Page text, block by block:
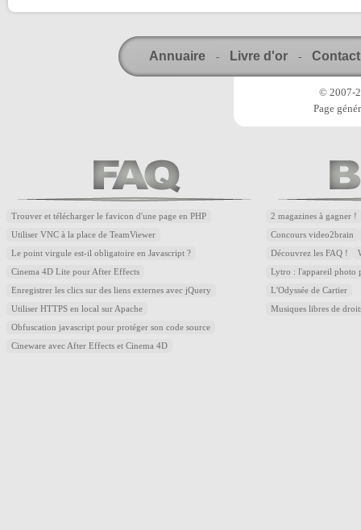
Annuaire - Livre d'or - Contact
© 2007-
Page
Trouver et télécharger le favicon d'une page en PHP
Utiliser VNC à la place de TeamViewer
Le point virgule est-il obligatoire en Javascript ?
Cinema 4D Lite pour After Effects
Enregistrer les clics sur des liens externes avec jQuery
Utiliser HTTPS en local sur Apache
Obfuscation javascript pour protéger son code source
Cineware avec After Effects et Cinema 4D
2 magazines à gagner !
Concours video2brain
Découvrez les FAQ !
Lytro : l'appareil photo
L'Odyssée de Cartier
Musiques libres de